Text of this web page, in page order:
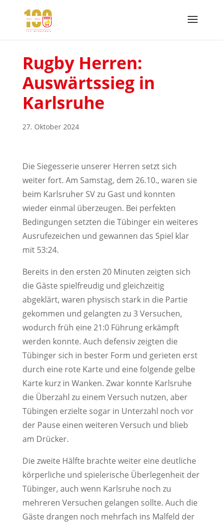
Rugby Herren:
Auswärtssieg in
Karlsruhe
27. Oktober 2024
Die Siegesserie unserer Herren setzt sich
weiter fort. Am Samstag, dem 26.10., waren sie
beim Karlsruher SV zu Gast und konnten
wieder einmal überzeugen. Bei perfekten
Bedingungen setzten die Tübinger ein weiteres
Ausrufezeichen und gewannen das Spiel klar
mit 53:24.
Bereits in den ersten 20 Minuten zeigten sich
die Gäste spielfreudig und gleichzeitig
abgeklärt, waren physisch stark in die Partie
gekommen und gelangten zu 3 Versuchen,
wodurch früh eine 21:0 Führung erkämpft
werden konnte. Auch defensiv zeigten die
Tübinger sich in bester Form und gerieten erst
durch eine rote Karte und eine folgende gelbe
Karte kurz in Wanken. Zwar konnte Karlsruhe
die Überzahl zu einem Versuch nutzen, aber
Tübingen erzielte sogar in Unterzahl noch vor
der Pause einen weiteren Versuch und blieb
am Drücker.
Die zweite Hälfte brachte weiter eine deutliche
körperliche und spielerische Überlegenheit der
Tübinger, auch wenn Karlsruhe noch zu
mehreren Versuchen gelangen sollte. Auch die
Gäste drangen noch mehrfach ins Malfeld der